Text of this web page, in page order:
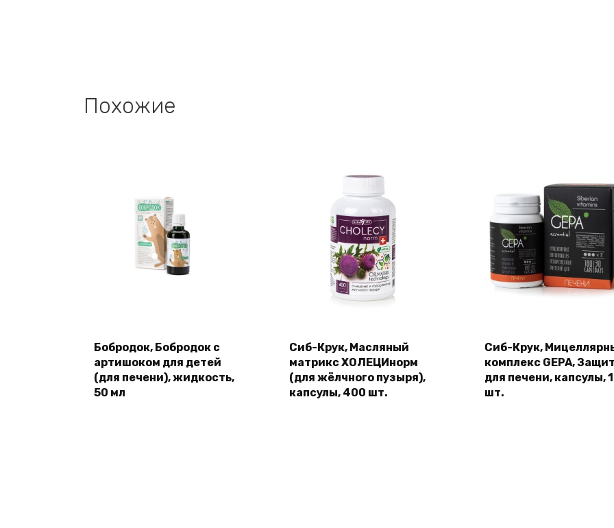
Похожие
Бобродок, Бобродок с
артишоком для детей
(для печени), жидкость,
50 мл
Сиб-Крук, Масляный
матрикc ХОЛЕЦИнорм
(для жёлчного пузыря),
капсулы, 400 шт.
Сиб-Крук,
комплекс GEPA,
для печени, капсулы,
шт.